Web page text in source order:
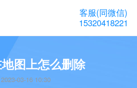
客服(同微信)
15320418221
图上怎么删除
2023-03-16 10:30